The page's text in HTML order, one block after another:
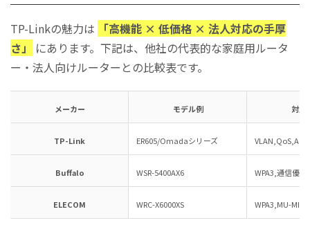
TP-Linkの魅力は
「高機能 × 低価格 × 法人対応の手厚
さ」
にあります。下記は、他社の代表的な家庭用ルータ
ー・法人向けルーターとの比較表です。
メーカー モデル例 対応
TP-Link ER605/Omadaシリーズ
Buffalo WSR-5400AX6 WPA3,通信優先
ELECOM WRC-X6000XS WPA3,MU-